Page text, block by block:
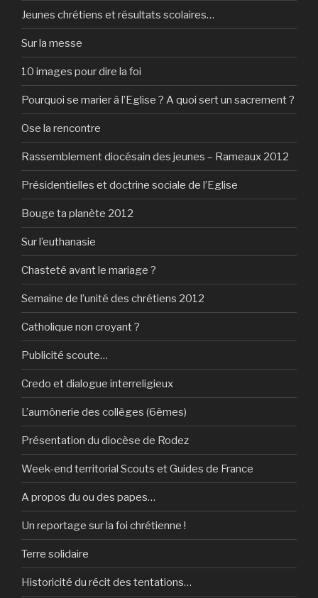
Jeunes chrétiens et résultats scolaires…
Sur la messe
10 images pour dire la foi
Pourquoi se marier à l’Eglise ? A quoi sert un sacrement ?
Ose la rencontre
Rassemblement diocésain des jeunes – Rameaux 2012
Présidentielles et doctrine sociale de l’Eglise
Bouge ta planète 2012
Sur l’euthanasie
Chasteté avant le mariage ?
Semaine de l’unité des chrétiens 2012
Catholique non croyant ?
Publicité scoute…
Credo et dialogue interreligieux
L’aumônerie des collèges (6èmes)
Présentation du diocèse de Rodez
Week-end territorial Scouts et Guides de France
A propos du ou des papes…
Un reportage sur la foi chrétienne !
Terre solidaire
Historicité du récit des tentations…